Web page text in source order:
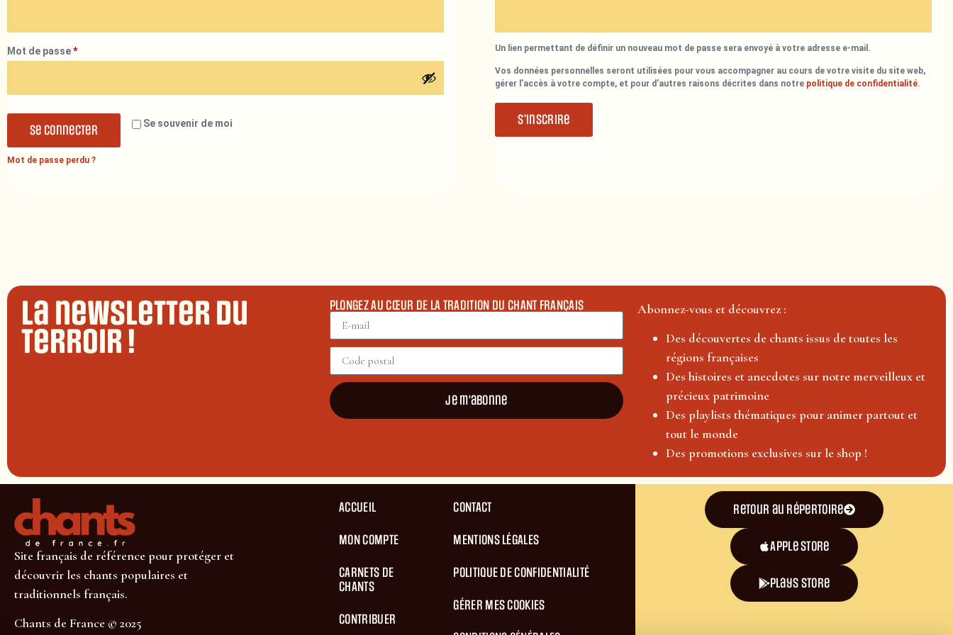
Mot de passe*
Se souvenir de moi
Se connecter
Mot de passe perdu ?
Un lien permettant de définir un nouveau mot de passe sera envoyé à votre adresse e-mail.
Vos données personnelles seront utilisées pour vous accompagner au cours de votre visite du site web,
gérer l’accès à votre compte, et pour d’autres raisons décrites dans notre politique de confidentialité.
S’inscrire
La newsletter du
terroir !
PLONGEZ AU CŒUR DE LA TRADITION DU CHANT FRANÇAIS
Je m'abonne
Abonnez-vous et découvrez :
Des découvertes de chants issus de toutes les
régions françaises
Des histoires et anecdotes sur notre merveilleux et
précieux patrimoine
Des playlists thématiques pour animer partout et
tout le monde
Des promotions exclusives sur le shop !
Site français de référence pour protéger et
découvrir les chants populaires et
traditionnels français.
Chants de France © 2025
ACCUEIL
MON COMPTE
CARNETS DE
CHANTS
CONTRIBUER
CONTACT
MENTIONS LÉGALES
POLITIQUE DE CONFIDENTIALITÉ
GÉRER MES COOKIES
Retour au répertoire
Apple Store
plays store